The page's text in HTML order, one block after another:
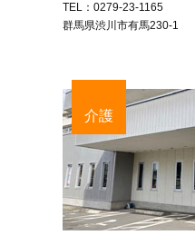
TEL：0279-23-1165
群馬県渋川市有馬230-1
介護